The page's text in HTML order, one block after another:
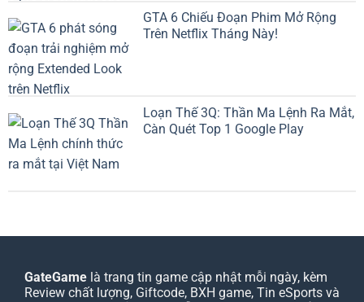
GTA 6 Chiếu Đoạn Phim Mở Rộng
Trên Netflix Tháng Này!
Loạn Thế 3Q: Thần Ma Lệnh Ra Mắt,
Càn Quét Top 1 Google Play
GateGame là trang tin game cập nhật mỗi ngày, kèm
Review chất lượng, Giftcode, BXH game, Tin eSports và